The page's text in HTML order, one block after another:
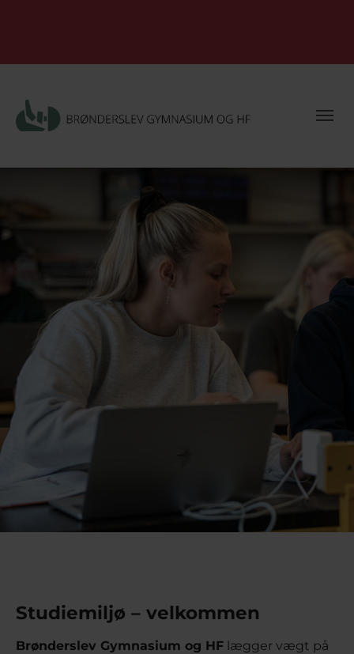
Studiemiljø – velkommen
Brønderslev Gymnasium og HF lægger vægt på